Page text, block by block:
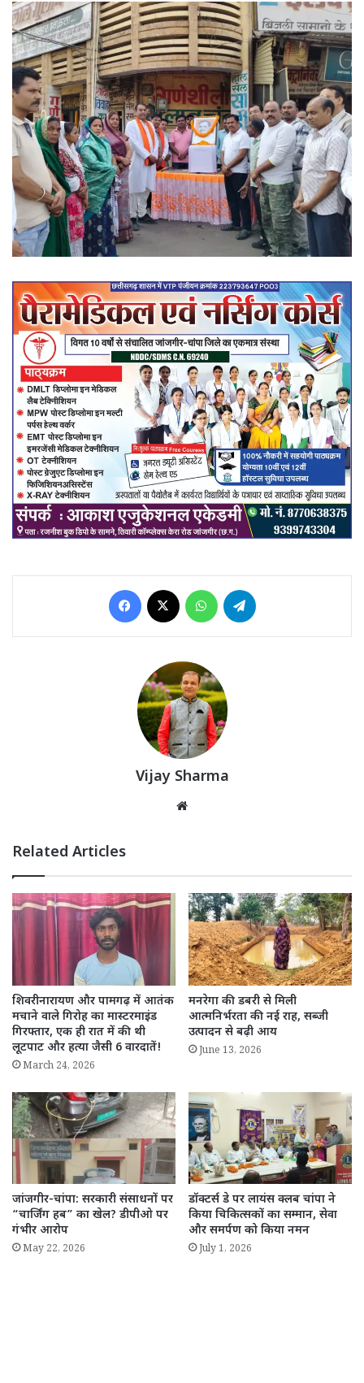
Facebook WhatsApp
Vijay Sharma
Related Articles
शिवरीनारायण और पामगढ़ में आतंक
मचाने वाले गिरोह का मास्टरमाइंड
गिरफ्तार, एक ही रात में की थी
लूटपाट और हत्या जैसी 6 वारदातें!
March 24, 2026
मनरेगा की डबरी से मिली
आत्मनिर्भरता की नई राह, सब्जी
उत्पादन से बढ़ी आय
June 13, 2026
जांजगीर-चांपा: सरकारी संसाधनों पर
“चार्जिंग हब” का खेल? डीपीओ पर
गंभीर आरोप
May 22, 2026
डॉक्टर्स डे पर लायंस क्लब चांपा ने
किया चिकित्सकों का सम्मान, सेवा
और समर्पण को किया नमन
July 1, 2026